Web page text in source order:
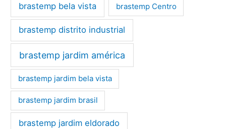
brastemp bela vista brastemp Centro
brastemp distrito industrial
brastemp jardim américa
brastemp jardim bela vista
brastemp jardim brasil
brastemp jardim eldorado